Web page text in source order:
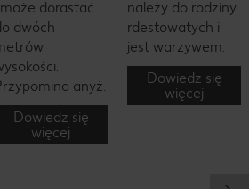
dorastać
dwóch
anyż.
Dowiedz się
więcej
należy do rodziny
rdestowatych i
jest warzywem.
Dowiedz się
więcej